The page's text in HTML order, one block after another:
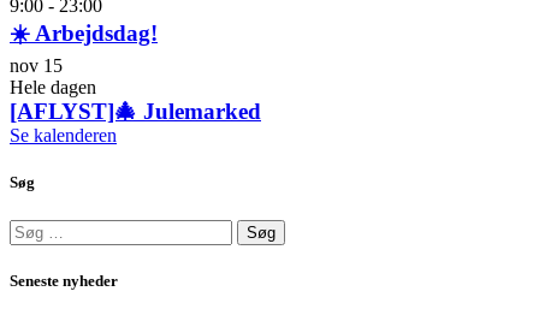
9:00 - 23:00
☀️ Arbejdsdag!
nov 15
Hele dagen
[AFLYST]🎄 Julemarked
Se kalenderen
Søg
Søg
efter:
Seneste nyheder